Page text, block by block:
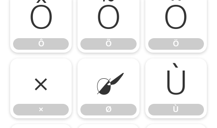
Ô
Ô
Õ
Õ
Ö
Ö
×
×
Ø
Ø
Ù
Ù